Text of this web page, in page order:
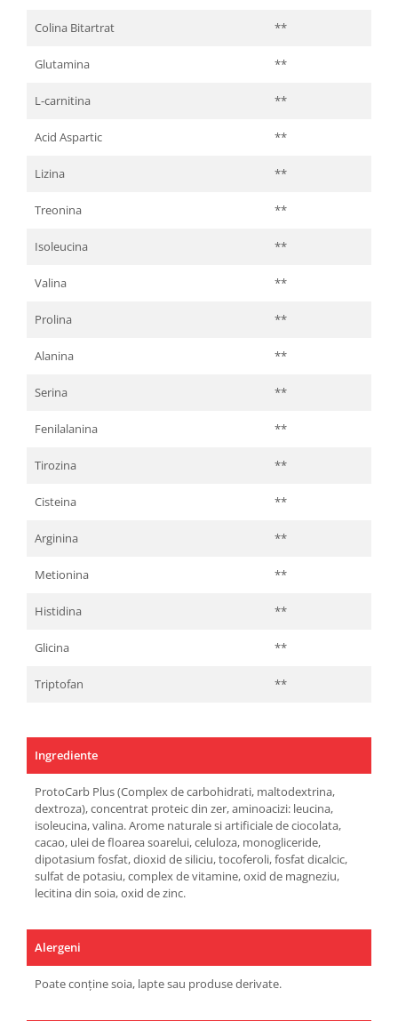
Colina Bitartrat **
Glutamina **
L-carnitina **
Acid Aspartic **
Lizina **
Treonina **
Isoleucina **
Valina **
Prolina **
Alanina **
Serina **
Fenilalanina **
Tirozina **
Cisteina **
Arginina **
Metionina **
Histidina **
Glicina **
Triptofan **
Ingrediente
ProtoCarb Plus (Complex de carbohidrati, maltodextrina,
dextroza), concentrat proteic din zer, aminoacizi: leucina,
isoleucina, valina. Arome naturale si artificiale de ciocolata,
cacao, ulei de floarea soarelui, celuloza, monogliceride,
dipotasium fosfat, dioxid de siliciu, tocoferoli, fosfat dicalcic,
sulfat de potasiu, complex de vitamine, oxid de magneziu,
lecitina din soia, oxid de zinc.
Alergeni
Poate conține soia, lapte sau produse derivate.